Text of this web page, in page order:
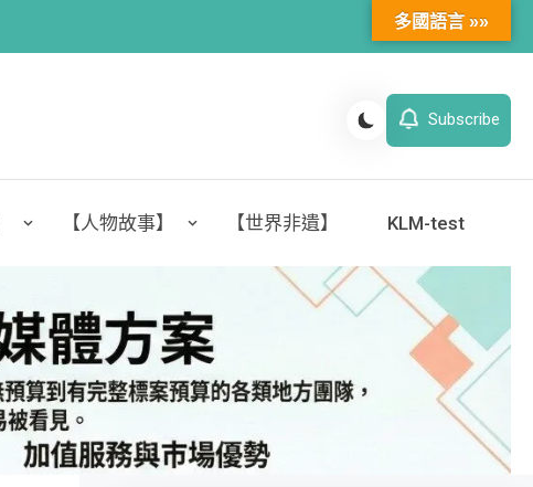
Subscribe
【人物故事】 【世界非遺】 KLM-test
多國語言 »»